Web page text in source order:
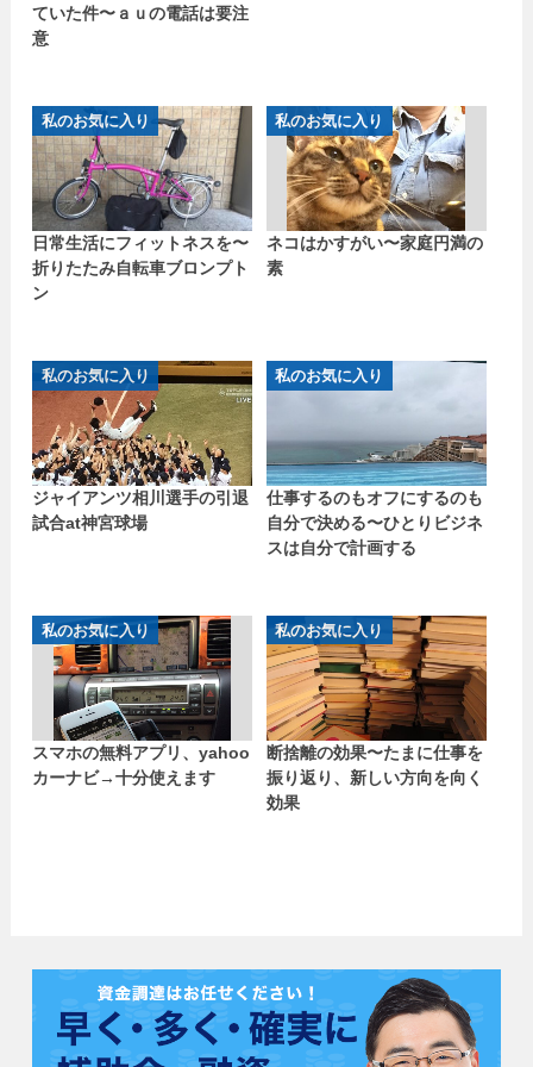
ていた件〜ａｕの電話は要注
意
私のお気に入り
日常生活にフィットネスを〜
折りたたみ自転車ブロンプト
ン
私のお気に入り
ネコはかすがい〜家庭円満の
素
私のお気に入り
ジャイアンツ相川選手の引退
試合at神宮球場
私のお気に入り
仕事するのもオフにするのも
自分で決める〜ひとりビジネ
スは自分で計画する
私のお気に入り
スマホの無料アプリ、yahoo
カーナビ→十分使えます
私のお気に入り
断捨離の効果〜たまに仕事を
振り返り、新しい方向を向く
効果